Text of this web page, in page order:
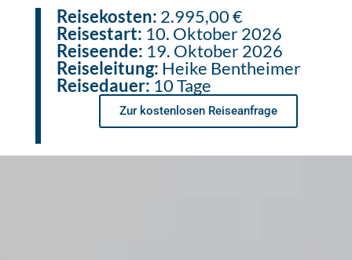
Reisekosten: 2.995,00 €
Reisestart: 10. Oktober 2026
Reiseende: 19. Oktober 2026
Reiseleitung: Heike Bentheimer
Reisedauer:10 Tage
Zur kostenlosen Reiseanfrage